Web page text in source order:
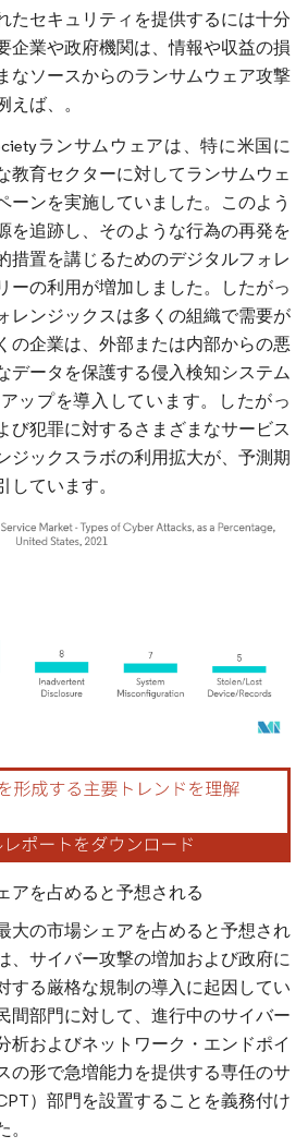
たセキュリティを提供するには十分
企業や政府機関は、情報や収益の損
なソースからのランサムウェア攻撃
えば、。
ランサムウェアは、特に米国に
教育セクターに対してランサムウェ
ーンを実施していました。このよう
を追跡し、そのような行為の再発を
措置を講じるためのデジタルフォレ
ーの利用が増加しました。したがっ
レンジックスは多くの組織で需要が
の企業は、外部または内部からの悪
データを保護する侵入検知システム
ップを導入しています。したがっ
び犯罪に対するさまざまなサービス
ジックスラボの利用拡大が、予測期
しています。
再利用にはCC BY 4.0の表示が必要です。
アを占めると予想される
大の市場シェアを占めると予想され
、サイバー攻撃の増加および政府に
する厳格な規制の導入に起因してい
間部門に対して、進行中のサイバー
析およびネットワーク・エンドポイ
の形で急増能力を提供する専任のサ
）部門を設置することを義務付け